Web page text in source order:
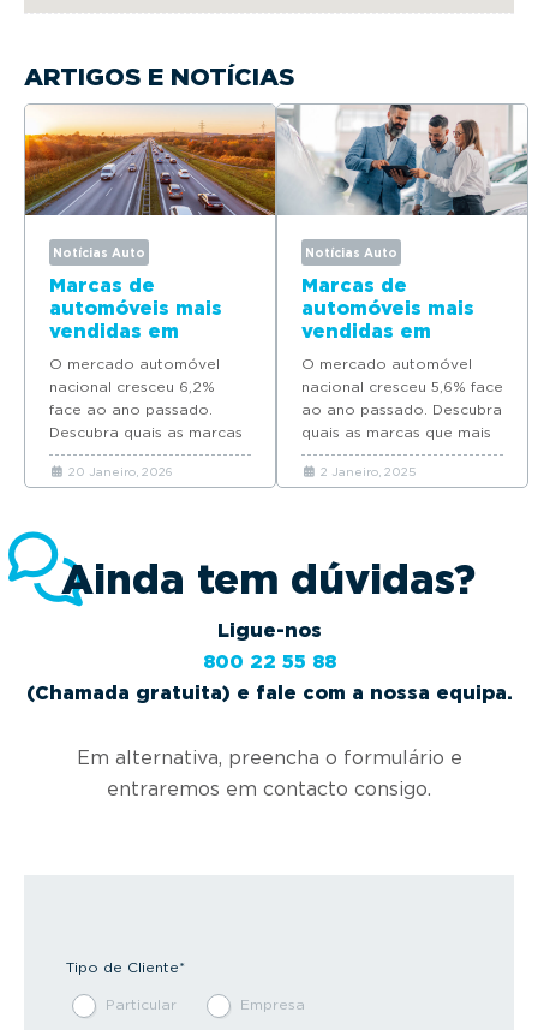
ARTIGOS E NOTÍCIAS
Notícias Auto
Marcas de
automóveis mais
vendidas em
Portugal em 2025
O mercado automóvel
nacional cresceu 6,2%
face ao ano passado.
Descubra quais as marcas
que mais automóveis
novos venderam em
20 Janeiro, 2026
Notícias Auto
Marcas de
automóveis mais
vendidas em
Portugal em 2024
O mercado automóvel
nacional cresceu 5,6% face
ao ano passado. Descubra
quais as marcas que mais
automóveis novos
venderam em Portugal em
2 Janeiro, 2025
Ainda tem dúvidas?
Ligue-nos
800 22 55 88
(Chamada gratuita) e fale com a nossa equipa.
Em alternativa, preencha o formulário e
entraremos em contacto consigo.
Tipo de Cliente*
Particular Empresa